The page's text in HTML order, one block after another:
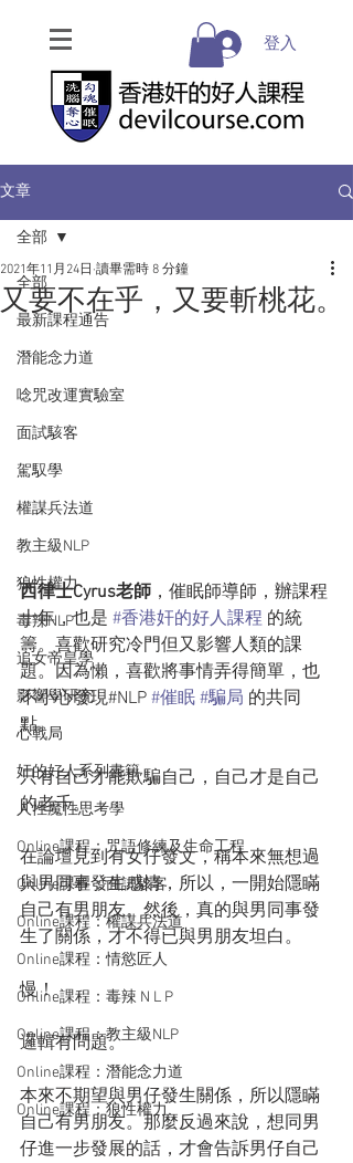
登入
文章
全部
最新課程通告
潛能念力道
唸咒改運實驗室
面試駭客
駕馭學
權謀兵法道
教主級NLP
狼性權力
毒辣NLP
追女帝皇學
影響學研究
心戰局
奸的好人系列書籍
人性魔性思考學
Online課程：咒語修練及生命工程
Online課程：面試駭客
Online課程：權謀兵法道
Online課程：情慾匠人
Online課程：毒辣 N L P
Online課程：教主級NLP
Online課程：潛能念力道
Online課程：狼性權力
全部
又要不在乎，又要斬桃花。
2021年11月24日 讀畢需時 8 分鐘
西律士Cyrus老師 ，催眠師導師，辦課程
十年，也是 #香港奸的好人課程 的統
籌。喜歡研究冷門但又影響人類的課
題。因為懶，喜歡將事情弄得簡單，也
不小心發現#NLP #催眠 #騙局 的共同
點。
只有自己才能欺騙自己，自己才是自己
的老千。
在論壇見到有女仔發文，稱本來無想過
與男同事發生感情，所以，一開始隱瞞
自己有男朋友。然後，真的與男同事發
生了關係，才不得已與男朋友坦白。
慢！
邏輯有問題。
本來不期望與男仔發生關係，所以隱瞞
自己有男朋友。那麼反過來說，想同男
仔進一步發展的話，才會告訴男仔自己